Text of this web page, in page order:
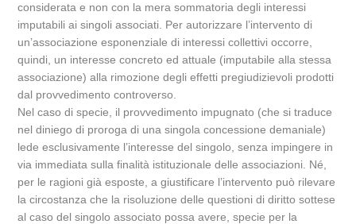
considerata e non con la mera sommatoria degli interessi
imputabili ai singoli associati. Per autorizzare l’intervento di
un’associazione esponenziale di interessi collettivi occorre,
quindi, un interesse concreto ed attuale (imputabile alla stessa
associazione) alla rimozione degli effetti pregiudizievoli prodotti
dal provvedimento controverso.
Nel caso di specie, il provvedimento impugnato (che si traduce
nel diniego di proroga di una singola concessione demaniale)
lede esclusivamente l’interesse del singolo, senza impingere in
via immediata sulla finalità istituzionale delle associazioni. Né,
per le ragioni già esposte, a giustificare l’intervento può rilevare
la circostanza che la risoluzione delle questioni di diritto sottese
al caso del singolo associato possa avere, specie per la